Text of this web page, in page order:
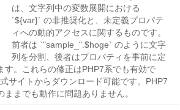
は、文字列中の変数展開における
`${var}` の非推奨化と、未定義プロパテ
ィへの動的アクセスに関するものです。
前者は `"sample_".$hoge` のように文字
列を分割、後者はプロパティを事前に定
す。これらの修正はPHP7系でも有効で
サイトからダウンロード可能です。PHP7
までも動作に問題ありません。